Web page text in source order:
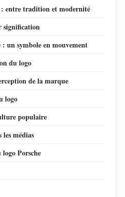
: entre tradition et modernité
signification
un symbole en mouvement
du logo
de la marque
logo
populaire
les médias
Porsche